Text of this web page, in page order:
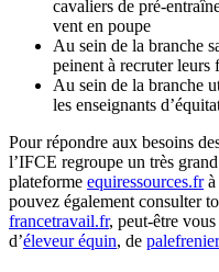
cavaliers de pré-
vent en poupe
Au sein de la branche
peinent à recruter leurs
Au sein de la branche
les enseignants
Pour répondre aux besoins
l’IFCE regroupe un très
plateforme equiressources.frà
pouvez également consulter
francetravail.fr, peut-être
d’éleveur équin, de palefrenier